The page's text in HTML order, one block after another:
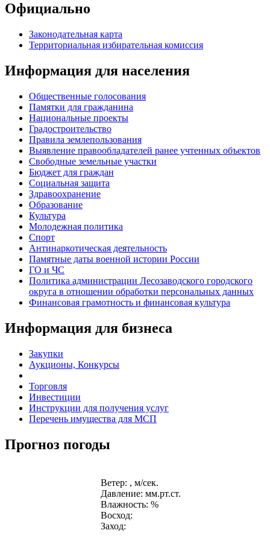
Официально
Законодательная карта
Территориальная избирательная комиссия
Информация для населения
Общественные голосования
Памятки для гражданина
Национальные проекты
Градостроительство
Правила землепользования
Выявление правообладателей ранее учтенных объектов
Свободные земельные участки
Бюджет для граждан
Социальная защита
Здравоохранение
Образование
Культура
Молодежная политика
Спорт
Антинаркотическая деятельность
Памятные даты военной истории России
ГО и ЧС
Политика администрации Лесозаводского городского
округа в отношении обработки персональных данных
Финансовая грамотность и финансовая культура
Информация для бизнеса
Закупки
Аукционы, Конкурсы
Торговля
Инвестиции
Инструкции для получения услуг
Перечень имущества для МСП
Прогноз погоды
Ветер: , м/сек.
Давление: мм.рт.ст.
Влажность: %
Восход:
Заход: